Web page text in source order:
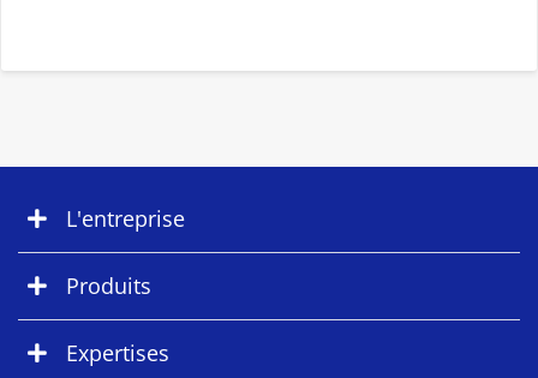
L'entreprise
Produits
Expertises